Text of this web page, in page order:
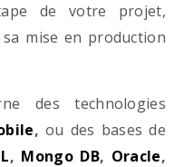
de votre projet,
sa mise en production
des technologies
, ou des bases de
, Mongo DB, Oracle,